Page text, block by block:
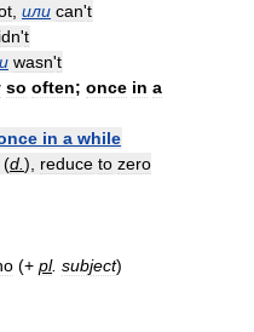
или can't
't
wasn't
so often; once in a
in a while
(d ), reduce to zero
(+ pl. subject)